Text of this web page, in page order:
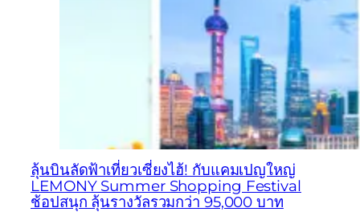
ลุ้นบินลัดฟ้าเที่ยวเซี่ยงไฮ้! กับแคมเปญใหญ่
LEMONY Summer Shopping Festival
ช้อปสนุก ลุ้นรางวัลรวมกว่า 95,000 บาท